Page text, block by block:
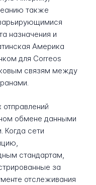
также
назначения и
Америка
для Correos
связям между
обмене данными
сети
стандартам,
за
отслеживания